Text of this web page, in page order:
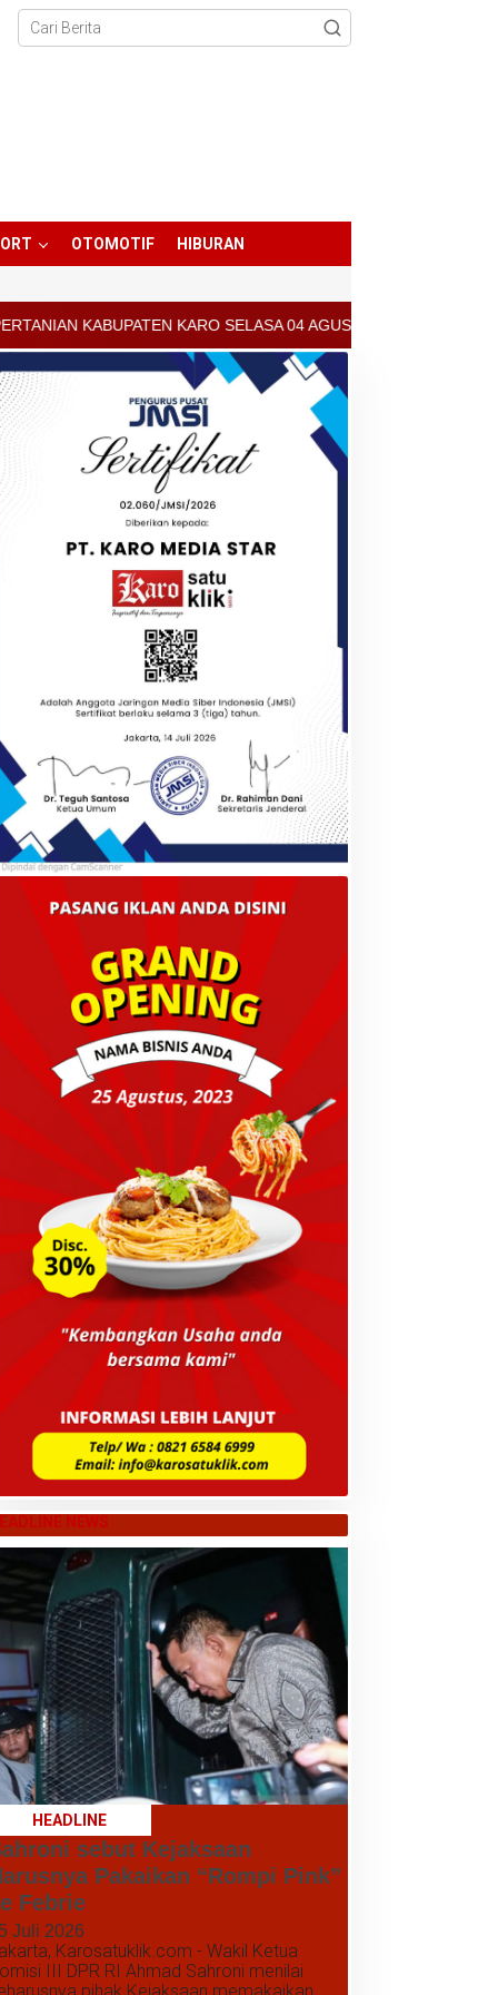
OTOMOTIF HIBURAN
KARO SELASA 04 AGUSTUS 2026 - ARCIS
NEWS
HEADLINE
sebut Kejaksaan
Pakaikan “Rompi Pink”
Febrie
Juli 2026
Karosatuklik.com - Wakil Ketua
III DPR RI Ahmad Sahroni menilai